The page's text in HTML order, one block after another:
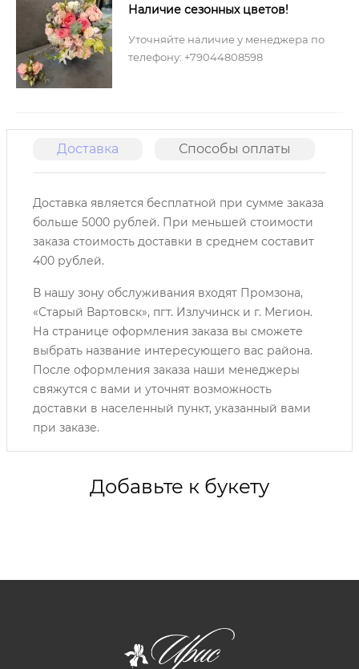
Наличие сезонных цветов!
Уточняйте наличие у менеджера по
телефону: +79044808598
Доставка Способы оплаты
Доставка является бесплатной при сумме заказа
больше 5000 рублей. При меньшей стоимости
заказа стоимость доставки в среднем составит
400 рублей.
В нашу зону обслуживания входят Промзона,
«Старый Вартовск», пгт. Излучинск и г. Мегион.
На странице оформления заказа вы сможете
выбрать название интересующего вас района.
После оформления заказа наши менеджеры
свяжутся с вами и уточнят возможность
доставки в населенный пункт, указанный вами
при заказе.
Добавьте к букету